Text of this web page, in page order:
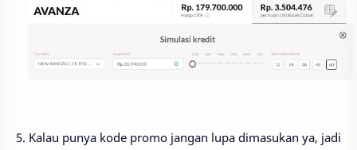
5. Kalau punya kode promo jangan lupa dimasukan ya, jadi